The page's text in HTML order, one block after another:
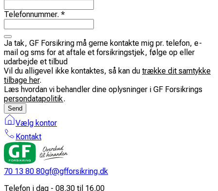
Telefonnummer. *
Ja tak, GF Forsikring må gerne kontakte mig pr. telefon, e-
mail og sms for at aftale et forsikringstjek, følge op eller
udarbejde et tilbud
Vil du alligevel ikke kontaktes, så kan du trække dit samtykke
tilbage her.
Læs hvordan vi behandler dine oplysninger i GF Forsikrings
persondatapolitik.
Send
Vælg kontor
Kontakt
70 13 80 80gf@gfforsikring.dk
Telefon i dag - 08.30 til 16.00